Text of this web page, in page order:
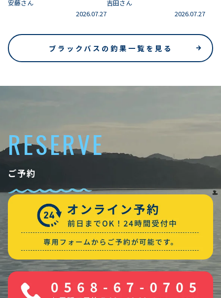
安藤さん
2026.07.27
吉田さん
2026.07.27
ブラックバスの釣果一覧を見る
RESERVE
ご予約